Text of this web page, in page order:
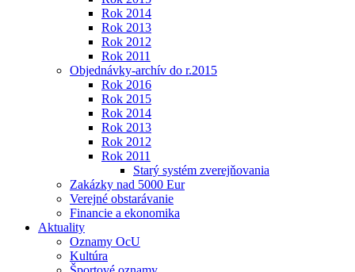
Rok 2014
Rok 2013
Rok 2012
Rok 2011
Objednávky-archív do r.2015
Rok 2016
Rok 2015
Rok 2014
Rok 2013
Rok 2012
Rok 2011
Starý systém zverejňovania
Zakázky nad 5000 Eur
Verejné obstarávanie
Financie a ekonomika
Aktuality
Oznamy OcU
Kultúra